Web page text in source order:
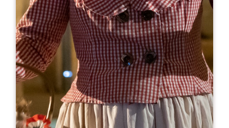
05 53 27 51 45
jardins.sardy@gmail.com
OPENINGSMAAND
M A M J J A S O N D
OPENINGSDAGEN
M D
AM
PM
W
AM
PM
D
AM
PM
V Z
AM
PM
Z
AM